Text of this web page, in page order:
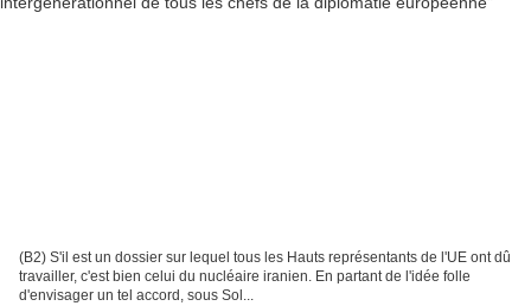
(B2) S'il est un dossier sur lequel tous les Hauts représentants de l'UE ont dû
travailler, c'est bien celui du nucléaire iranien. En partant de l'idée folle
d'envisager un tel accord, sous Sol...